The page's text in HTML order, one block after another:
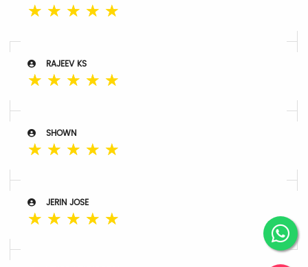
☆ ☆ ☆ ☆ ☆
RAJEEV KS
☆ ☆ ☆ ☆ ☆
SHOWN
☆ ☆ ☆ ☆ ☆
JERIN JOSE
☆ ☆ ☆ ☆ ☆